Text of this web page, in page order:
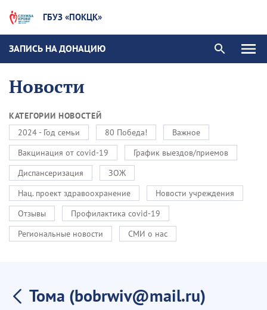
ГБУЗ «ПОКЦК»
ЗАПИСЬ НА ДОНАЦИЮ
Новости
КАТЕГОРИИ НОВОСТЕЙ
2024 - Год семьи
80 Победа!
Важное
Вакцинация от covid-19
График выездов/приемов
Диспансеризация
ЗОЖ
Нац. проект здравоохранение
Новости учреждения
Отзывы
Профилактика covid-19
Региональные новости
СМИ о нас
Тома (bobrwiv@mail.ru)